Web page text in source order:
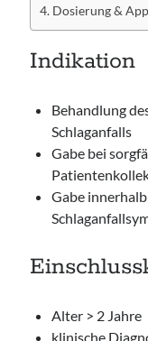
Dosierung &
Indikation
Behandlung
Schlaganfalls
Gabe bei
Gabe
Alter > 2 Jahre
klinische